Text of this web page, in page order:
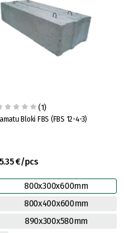
(1)
Bloki FBS (FBS 12-4-3)
€/pcs
800x300x600mm
800x400x600mm
890x300x580mm